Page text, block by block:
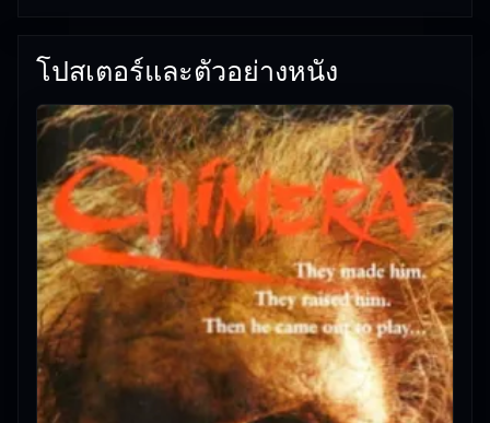
โปสเตอร์และตัวอย่างหนัง